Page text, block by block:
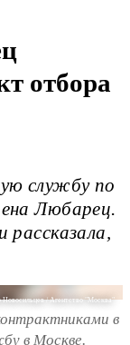
отбора
службу по
Любарец.
рассказала,
Новосильцев / Агентство "Москва"
в
в Москве.